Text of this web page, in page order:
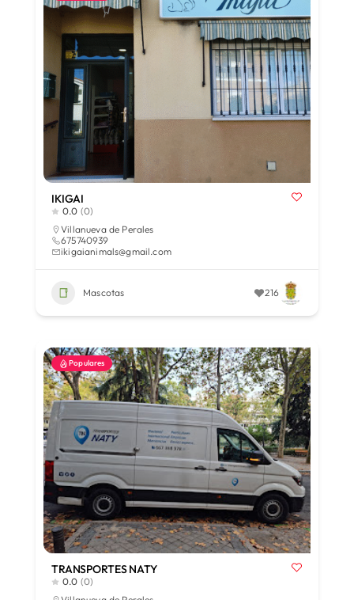
IKIGAI
0.0 (0)
Villanueva de Perales
675740939
ikigaianimals@gmail.com
Mascotas 216
Populares
TRANSPORTES NATY
0.0 (0)